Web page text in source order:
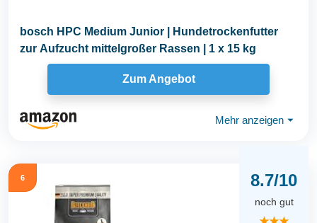
bosch HPC Medium Junior | Hundetrockenfutter
zur Aufzucht mittelgroßer Rassen | 1 x 15 kg
Zum Angebot
Mehr anzeigen ⏷
6 8.7/10
noch gut